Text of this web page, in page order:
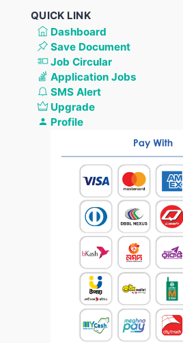
QUICK LINK
Dashboard
Save Document
Job Circular
Application Jobs
SMS Alert
Upgrade
Profile